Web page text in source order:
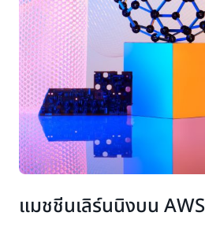
แมชชีนเลิร์นนิงบน AWS